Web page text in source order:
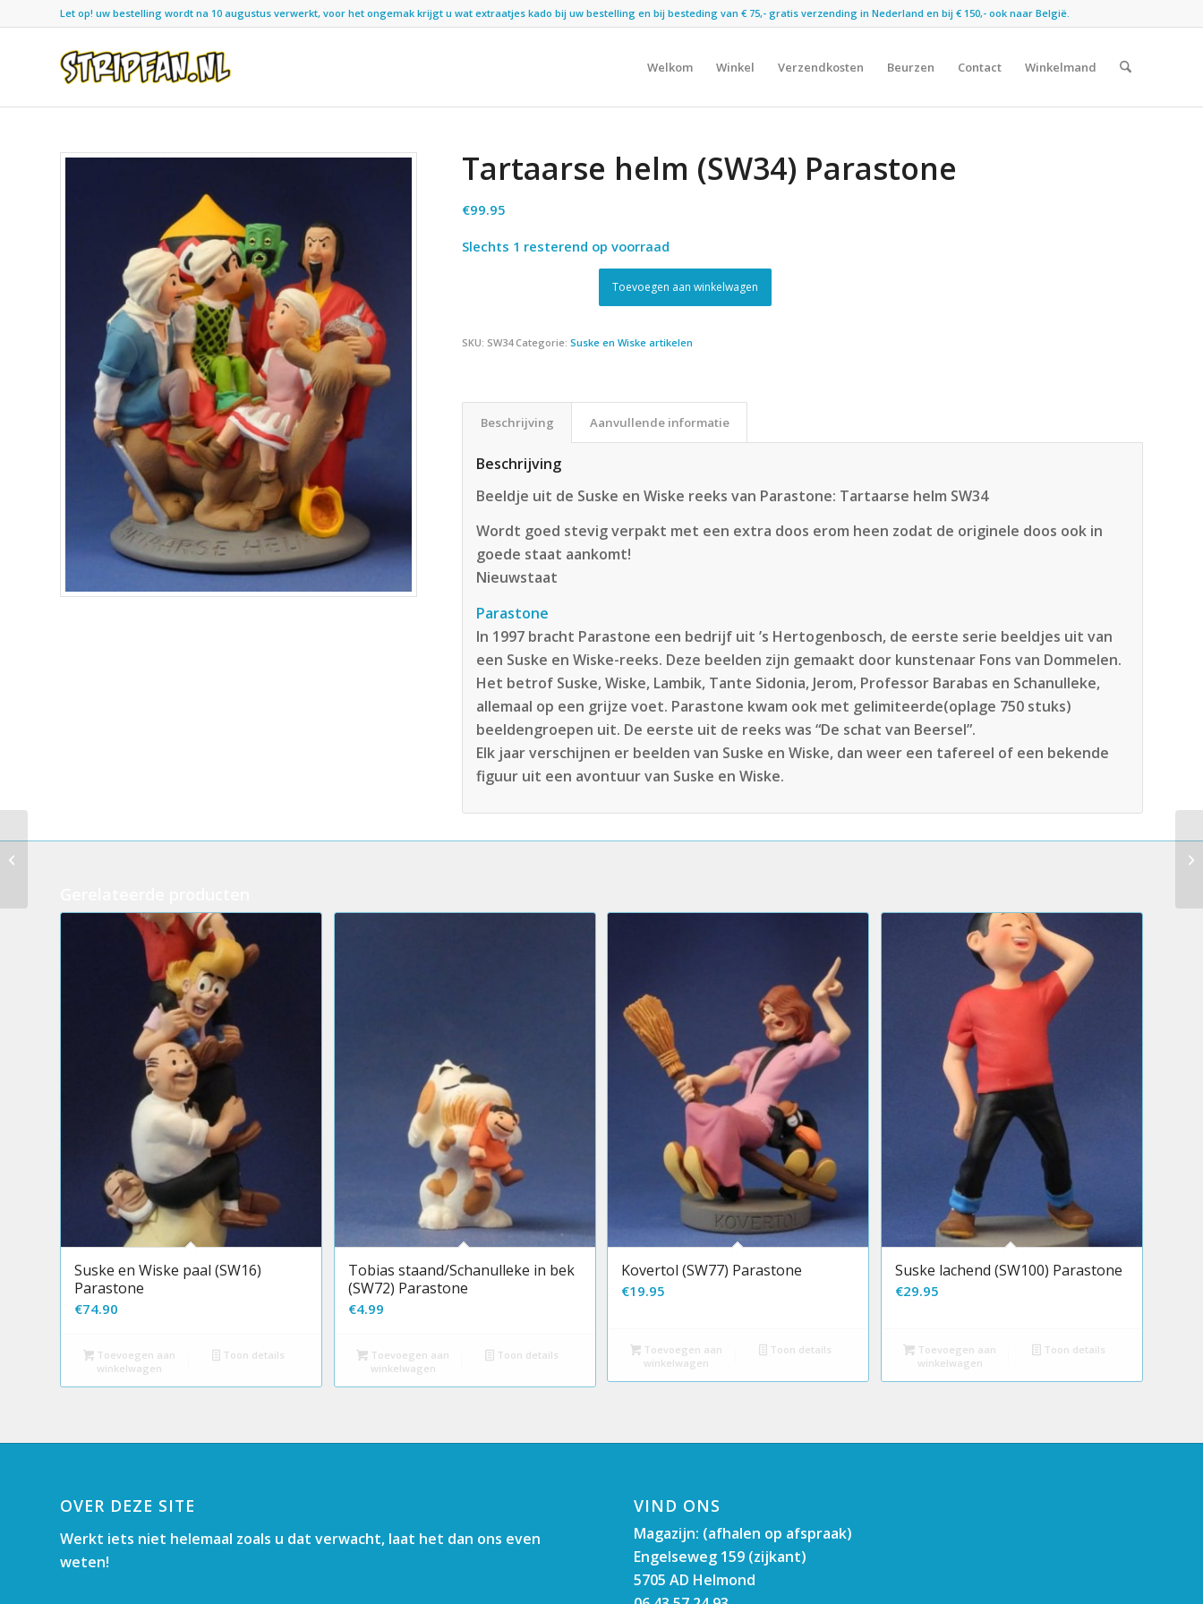
Let op! uw bestelling wordt na 10 augustus verwerkt, voor het ongemak krijgt u wat extraatjes kado bij uw bestelling en bij besteding van € 75,- gratis verzending in Nederland en bij € 150,- ook naar België.
Welkom Winkel Verzendkosten Beurzen Contact Winkelmand
Tartaarse helm (SW34) Parastone
€99.95
Slechts 1 resterend op voorraad
Toevoegen aan winkelwagen
SKU:SW34 Categorie:Suske en Wiske artikelen
Beschrijving Aanvullende informatie
Beschrijving
Beeldje uit de Suske en Wiske reeks van Parastone: Tartaarse helm SW34
Wordt goed stevig verpakt met een extra doos erom heen zodat de originele doos ook in
goede staat aankomt!
Nieuwstaat
Parastone
In 1997 bracht Parastone een bedrijf uit ’s Hertogenbosch, de eerste serie beeldjes uit van
een Suske en Wiske-reeks. Deze beelden zijn gemaakt door kunstenaar Fons van Dommelen.
Het betrof Suske, Wiske, Lambik, Tante Sidonia, Jerom, Professor Barabas en Schanulleke,
allemaal op een grijze voet. Parastone kwam ook met gelimiteerde(oplage 750 stuks)
beeldengroepen uit. De eerste uit de reeks was “De schat van Beersel”.
Elk jaar verschijnen er beelden van Suske en Wiske, dan weer een tafereel of een bekende
figuur uit een avontuur van Suske en Wiske.
Suske en Wiske paal (SW16)
Parastone
€74.90
Toevoegen aan
winkelwagen
Toon details
Tobias staand/Schanulleke in bek
(SW72) Parastone
€4.99
Toevoegen aan
winkelwagen
Toon details
Kovertol (SW77) Parastone
€19.95
Toevoegen aan
winkelwagen
Toon details
Suske lachend (SW100) Parastone
€29.95
Toevoegen aan
winkelwagen
Toon details
OVER DEZE SITE
Werkt iets niet helemaal zoals u dat verwacht, laat het dan ons even
weten!
VIND ONS
Magazijn: (afhalen op afspraak)
Engelseweg 159 (zijkant)
5705 AD Helmond